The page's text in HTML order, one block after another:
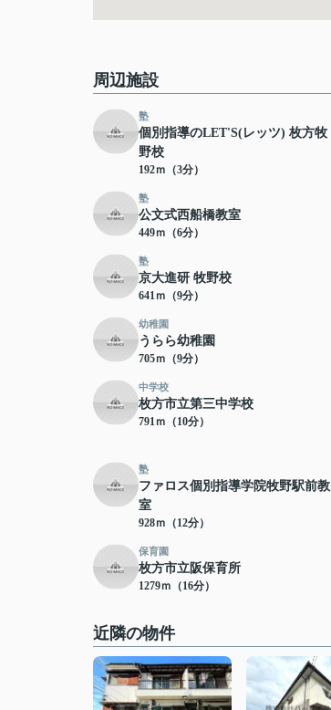
周辺施設
塾
個別指導のLET'S(レッツ) 枚方牧
野校
192ｍ（3分）
塾
公文式西船橋教室
449ｍ（6分）
塾
京大進研 牧野校
641ｍ（9分）
幼稚園
うらら幼稚園
705ｍ（9分）
中学校
枚方市立第三中学校
791ｍ（10分）
塾
ファロス個別指導学院牧野駅前教
室
928ｍ（12分）
保育園
枚方市立阪保育所
1279ｍ（16分）
近隣の物件